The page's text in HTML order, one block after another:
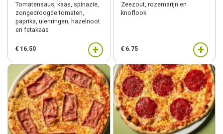
Tomatensaus, kaas, spinazie,
zongedroogde tomaten,
paprika, uienringen, hazelnoot
en fetakaas
€ 16.50 +
Zeezout, rozemarijn en
knoflook
€ 6.75 +